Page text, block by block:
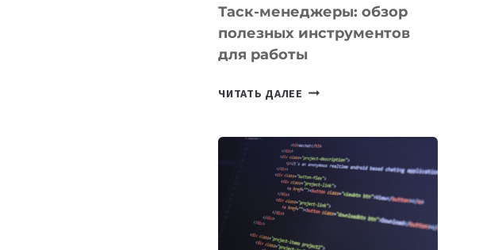
Таск-менеджеры: обзор
полезных инструментов
для работы
ЧИТАТЬ ДАЛЕЕ ТАСК-
ПОЛЕЗНЫХ
ИНСТРУМЕНТОВ
ДЛЯ
РАБОТЫ